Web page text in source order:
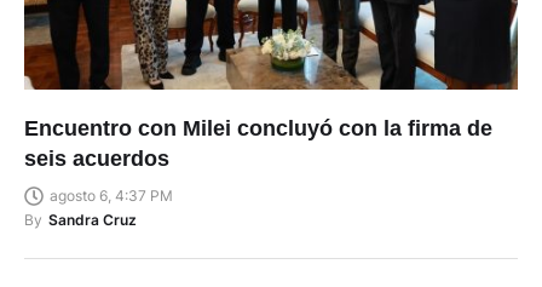
Encuentro con Milei concluyó con la firma de
seis acuerdos
agosto 6, 4:37 PM
By Sandra Cruz